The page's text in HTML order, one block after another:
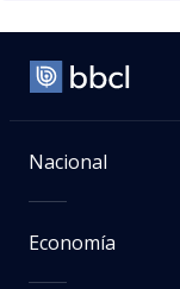
Nacional
Economía